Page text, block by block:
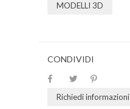
MODELLI 3D
CONDIVIDI
Richiedi informazioni